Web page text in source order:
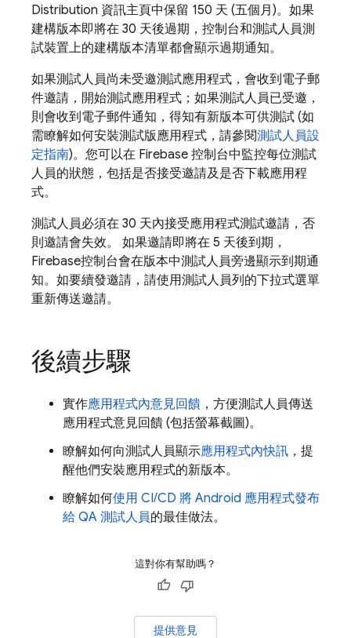
Distribution 資訊主頁中保留 150 天 (五個月)。如果
建構版本即將在 30 天後過期，控制台和測試人員測
試裝置上的建構版本清單都會顯示過期通知。
如果測試人員尚未受邀測試應用程式，會收到電子郵
件邀請，開始測試應用程式；如果測試人員已受邀，
則會收到電子郵件通知，得知有新版本可供測試 (如
需瞭解如何安裝測試版應用程式，請參閱測試人員設
定指南)。您可以在 Firebase 控制台中監控每位測試
人員的狀態，包括是否接受邀請及是否下載應用程
式。
測試人員必須在 30 天內接受應用程式測試邀請，否
則邀請會失效。 如果邀請即將在 5 天後到期，
Firebase控制台會在版本中測試人員旁邊顯示到期通
知。如要續發邀請，請使用測試人員列的下拉式選單
重新傳送邀請。
後續步驟
實作應用程式內意見回饋 ，方便測試人員傳送
應用程式意見回饋 (包括螢幕截圖)。
瞭解如何向測試人員顯示應用程式內快訊 ，提
醒他們安裝應用程式的新版本。
瞭解如何使用 CI/CD 將 Android 應用程式發布
給 QA 測試人員的最佳做法。
這對你有幫助嗎？
提供意見